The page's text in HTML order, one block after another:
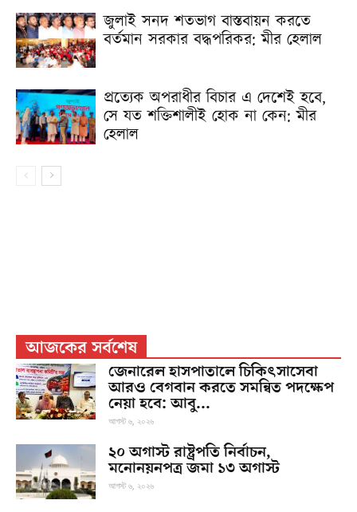
জুলাই সনদ শতভাগ বাস্তবায়ন করতে
বর্তমান সরকার বদ্ধপরিকর: মীর হেলাল
প্রত্যেক অপরাধীর বিচার এ দেশেই হবে,
সে যত শক্তিশালীই হোক না কেন: মীর
হেলাল
আজকের সর্বশেষ
জেনারেল হাসপাতালে চিকিৎসাসেবা
আরও বেগবান করতে সমন্বিত পদক্ষেপ
নেয়া হবে: আবু...
আগস্ট ৬, ২০২৬
২০ অগাস্ট রাষ্ট্রপতি নির্বাচন,
মনোনয়নপত্র জমা ১৩ অগাস্ট
আগস্ট ৬, ২০২৬